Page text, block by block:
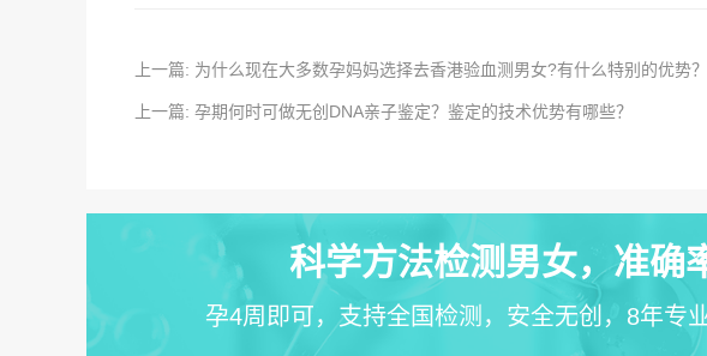
上一篇: 为什么现在大多数孕妈妈选择去香港验血测男女?有什么特别的优势？
上一篇: 孕期何时可做无创DNA亲子鉴定？鉴定的技术优势有哪些？
科学方法检测男女，准确
孕4周即可，支持全国检测，安全无创，8年专